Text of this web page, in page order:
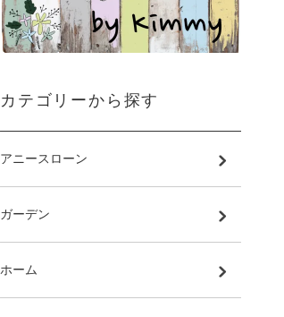
カテゴリーから探す
アニースローン
ガーデン
ホーム